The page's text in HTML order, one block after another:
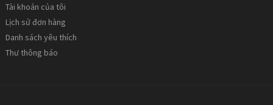
Tài khoản của tôi
Lịch sử đơn hàng
Danh sách yêu thích
Thư thông báo